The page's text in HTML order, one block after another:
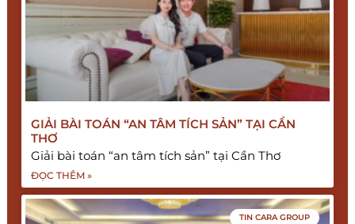
GIẢI BÀI TOÁN “AN TÂM TÍCH SẢN” TẠI CẦN
THƠ
Giải bài toán “an tâm tích sản” tại Cần Thơ
ĐỌC THÊM »
TIN CARA GROUP